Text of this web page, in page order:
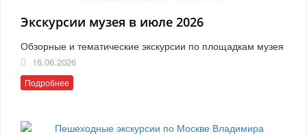
Экскурсии музея в июле 2026
Обзорные и тематические экскурсии по площадкам музея
16.06.2026
Подробнее